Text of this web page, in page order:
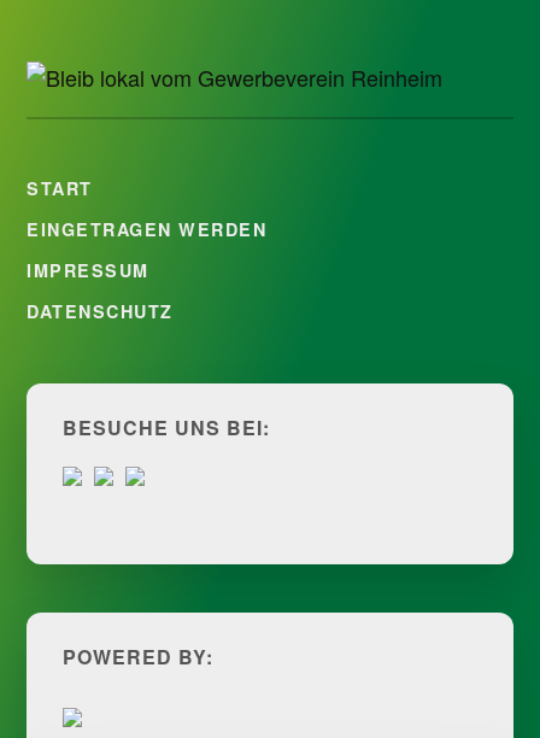
START
EINGETRAGEN WERDEN
IMPRESSUM
DATENSCHUTZ
BESUCHE UNS BEI:
POWERED BY: